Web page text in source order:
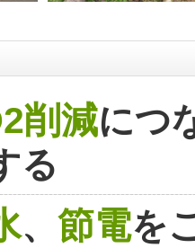
削減につ
る
、 節電を